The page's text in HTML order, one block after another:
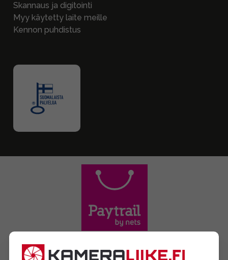
Skannaus ja digitointi
Myy käytetty laite meille
Kennon puhdistus